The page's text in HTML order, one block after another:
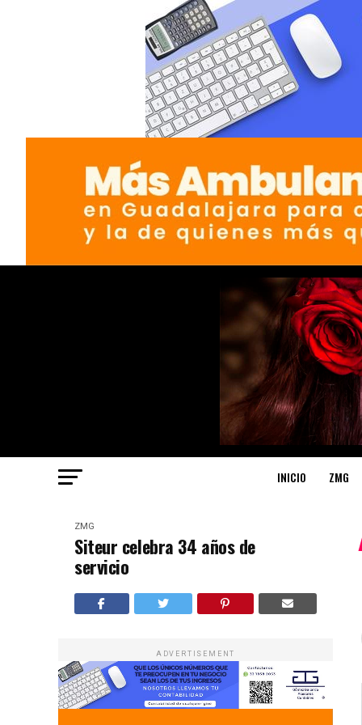
INICIO ZMG
ZMG
Siteur celebra 34 años de
servicio
ADVERTISEMENT